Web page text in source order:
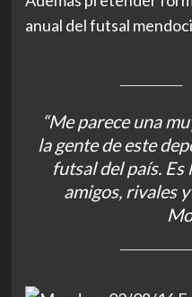
anual del futsal
“Me parece una
la gente de este
futsal del país.
amigos, rivales